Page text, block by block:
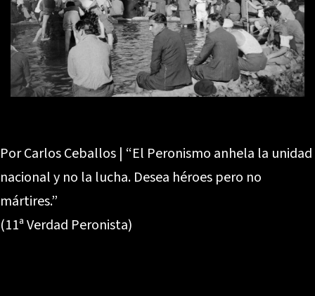
Por Carlos Ceballos | “El Peronismo anhela la unidad
nacional y no la lucha. Desea héroes pero no
mártires.”
(11ª Verdad Peronista)